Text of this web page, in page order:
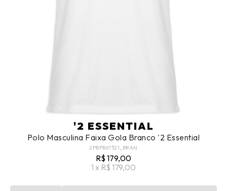
'2 ESSENTIAL
Polo Masculina Faixa Gola Branco '2 Essential
2PBPB67321_BRAN
R$ 179,00
1 x R$ 179,00